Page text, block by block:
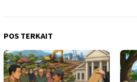
POS TERKAIT